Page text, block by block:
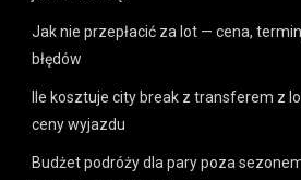
Jak nie przepłacić za lot — cena,
błędów
Ile kosztuje city break z transferem z
ceny wyjazdu
Budżet podróży dla pary poza